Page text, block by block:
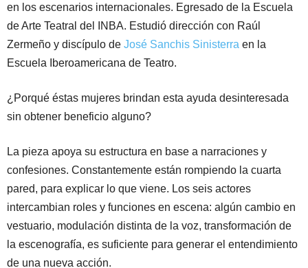
en los escenarios internacionales. Egresado de la Escuela
de Arte Teatral del INBA. Estudió dirección con Raúl
Zermeño y discípulo de José Sanchis Sinisterra en la
Escuela Iberoamericana de Teatro.
¿Porqué éstas mujeres brindan esta ayuda desinteresada
sin obtener beneficio alguno?
La pieza apoya su estructura en base a narraciones y
confesiones. Constantemente están rompiendo la cuarta
pared, para explicar lo que viene. Los seis actores
intercambian roles y funciones en escena: algún cambio en
vestuario, modulación distinta de la voz, transformación de
la escenografía, es suficiente para generar el entendimiento
de una nueva acción.